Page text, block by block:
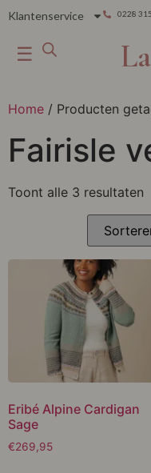
Klantenservice 0228
☰
Home / Producten
Fairisle
Toont alle 3 resultaten
Eribé Alpine Cardigan
Sage
€269,95